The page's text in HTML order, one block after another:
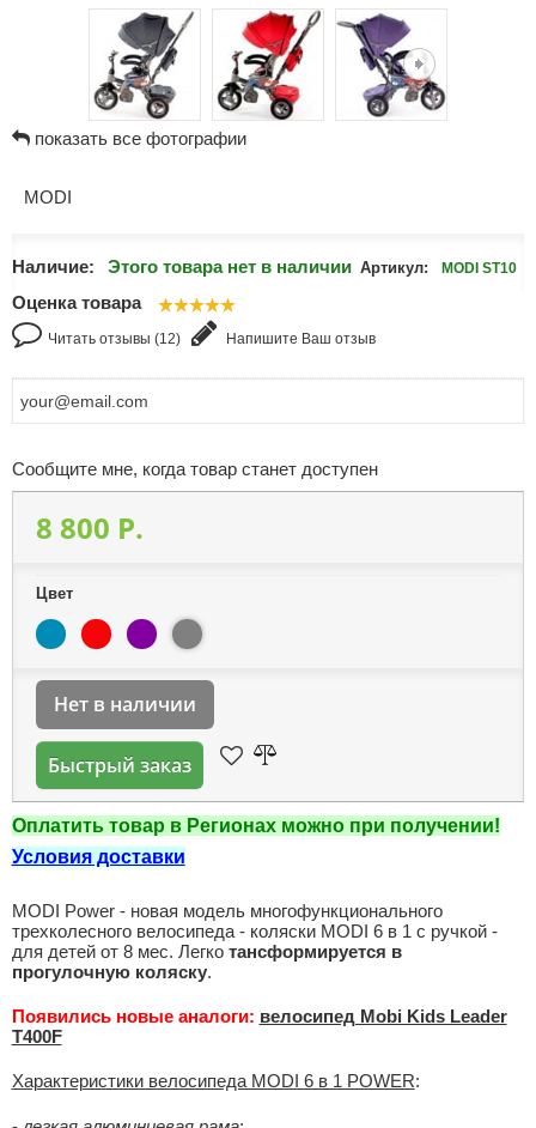
показать все фотографии
MODI
Наличие: Этого товара нет в наличии Артикул: MODI ST10
Оценка товара
Читать отзывы (12) Напишите Ваш отзыв
Сообщите мне, когда товар станет доступен
8 800 P.
Цвет
Нет в наличии
Быстрый заказ
Оплатить товар в Регионах можно при получении!
Условия доставки
MODI Power - новая модель многофункционального
трехколесного велосипеда - коляски MODI 6 в 1 с ручкой -
для детей от 8 мес. Легко тансформируется в
прогулочную коляску.
Появились новые аналоги: велосипед Mobi Kids Leader
T400F
Характеристики велосипеда MODI 6 в 1 POWER: